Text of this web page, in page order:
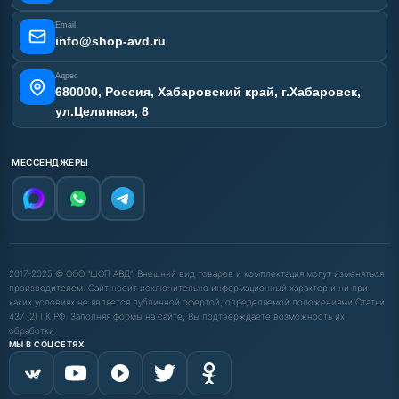
Email
info@shop-avd.ru
Адрес
680000, Россия, Хабаровский край, г.Хабаровск,
ул.Целинная, 8
МЕССЕНДЖЕРЫ
2017-2025 © ООО "ШОП АВД". Внешний вид товаров и комплектация могут изменяться
производителем. Сайт носит исключительно информационный характер и ни при
каких условиях не является публичной офертой, определяемой положениями Статьи
437 (2) ГК РФ. Заполняя формы на сайте, Вы подтверждаете возможность их
обработки.
МЫ В СОЦСЕТЯХ